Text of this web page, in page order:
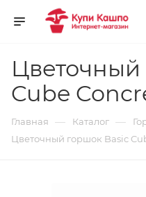
Cube
Главная — Каталог —
Цветочный горшок Basic